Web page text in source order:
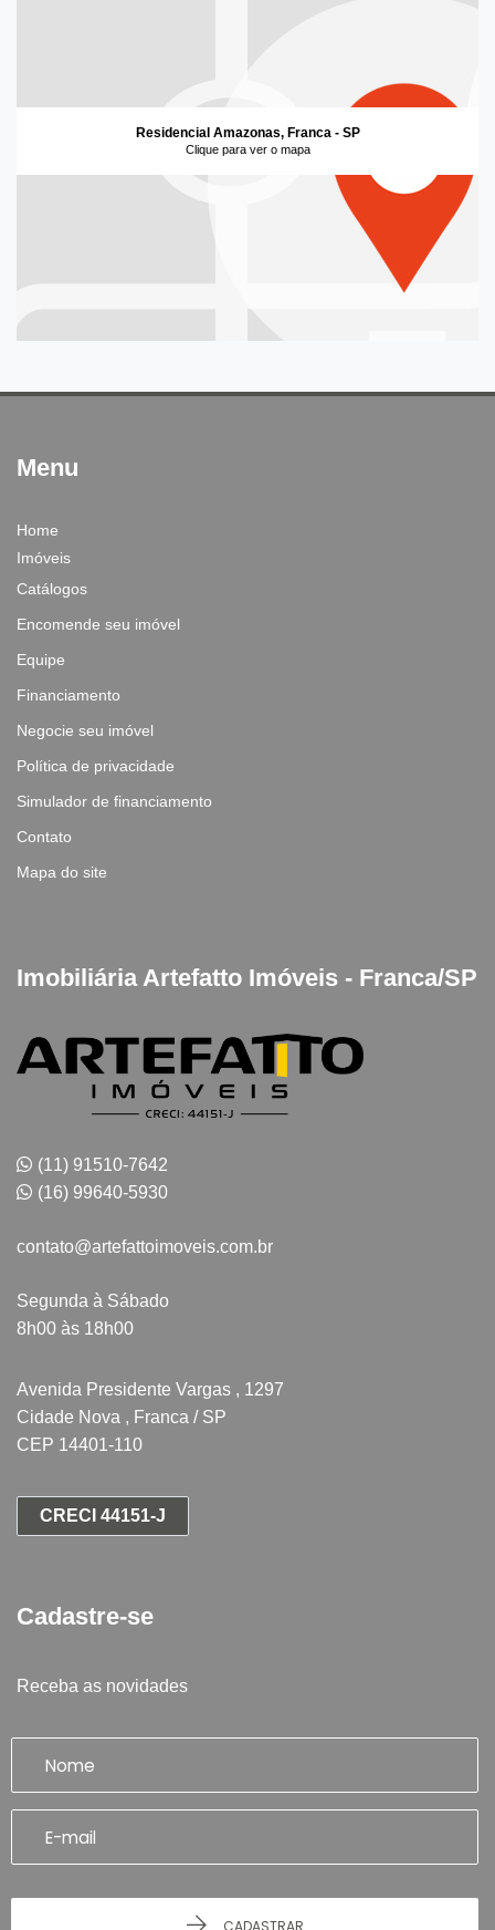
Residencial Amazonas, Franca - SP
Clique para ver o mapa
Menu
Home
Imóveis
Catálogos
Encomende seu imóvel
Equipe
Financiamento
Negocie seu imóvel
Política de privacidade
Simulador de financiamento
Contato
Mapa do site
Imobiliária Artefatto Imóveis - Franca/SP
(11) 91510-7642
(16) 99640-5930
contato@artefattoimoveis.com.br
Segunda à Sábado
8h00 às 18h00
Avenida Presidente Vargas , 1297
Cidade Nova , Franca / SP
CEP 14401-110
CRECI 44151-J
Cadastre-se
Receba as novidades